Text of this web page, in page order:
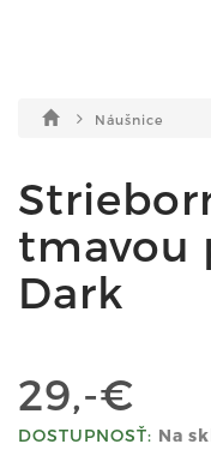
Náušnice
tmavou
Dark
29,-€
DOSTUPNOSŤ: Na